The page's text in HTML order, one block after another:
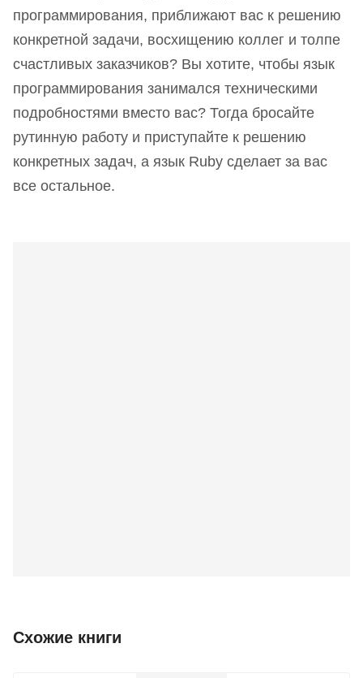
программирования, приближают вас к решению
конкретной задачи, восхищению коллег и толпе
счастливых заказчиков? Вы хотите, чтобы язык
программирования занимался техническими
подробностями вместо вас? Тогда бросайте
рутинную работу и приступайте к решению
конкретных задач, а язык Ruby сделает за вас
все остальное.
Схожие книги